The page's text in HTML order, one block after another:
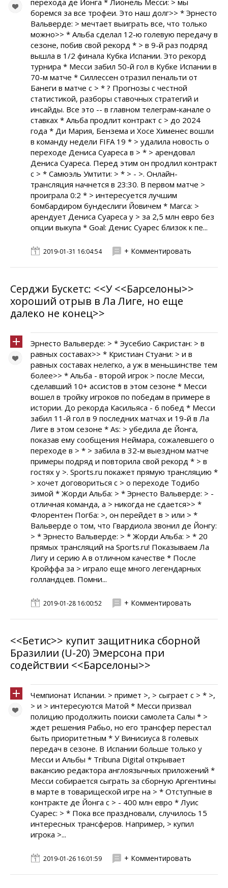
перехода де Йонга * Лионель Месси: > мы
боремся за все трофеи. Это наш долг>> * Эрнесто
Вальверде: > мечтает выиграть все, что только
можно>> * Альба сделал 12-ю голевую передачу в
сезоне, побив свой рекорд * > в 9-й раз подряд
вышла в 1/2 финала Кубка Испании. Это рекорд
турнира * Месси забил 50-й гол в Кубке Испании в
70-м матче * Силлессен отразил пенальти от
Банеги в матче с > * ? Прогнозы с честной
статистикой, разборы ставочных стратегий и
инсайды. Все это -- в главном телеграм-канале о
ставках * Альба продлит контракт с > до 2024
года * Ди Мария, Бензема и Хосе Хименес вошли
в команду недели FIFA 19 * > удалила новость о
переходе Дениса Суареса в > * > арендовал
Дениса Суареса. Перед этим он продлил контракт
с > * Самюэль Умтити: > * > - >. Онлайн-
трансляция начнется в 23:30. В первом матче >
проиграла 0:2 * > интересуется лучшим
бомбардиром бундеслиги Йовичем * Marca: >
арендует Дениса Суареса у > за 2,5 млн евро без
опции выкупа * Goal: Денис Суарес близок к пе...
2019-01-31 16:04:54 + Комментировать
Серджи Бускетс: <<У <<Барселоны>>
хороший отрыв в Ла Лиге, но еще
далеко не конец>>
Эрнесто Вальверде: > * Эусебио Сакристан: > в
равных составах>> * Кристиан Стуани: > и в
равных составах нелегко, а уж в меньшинстве тем
более>> * Альба - второй игрок > после Месси,
сделавший 10+ ассистов в этом сезоне * Месси
вошел в тройку игроков по победам в примере в
истории. До рекорда Касильяса - 6 побед * Месси
забил 11-й гол в 9 последних матчах и 19-й в Ла
Лиге в этом сезоне * As: > убедила де Йонга,
показав ему сообщения Неймара, сожалевшего о
переходе в > * > забила в 32-м выездном матче
примеры подряд и повторила свой рекорд * > в
гостях у >. Sports.ru покажет прямую трансляцию *
> хочет договориться с > о переходе Тодибо
зимой * Жорди Альба: > * Эрнесто Вальверде: > -
отличная команда, а > никогда не сдается>> *
Флорентен Погба: >, он перейдет в > или > *
Вальверде о том, что Гвардиола звонил де Йонгу:
> * Эрнесто Вальверде: > * Жорди Альба: > * 20
прямых трансляций на Sports.ru! Показываем Ла
Лигу и серию А в отличном качестве * После
Кройффа за > играло еще много легендарных
голландцев. Помни...
2019-01-28 16:00:52 + Комментировать
<<Бетис>> купит защитника сборной
Бразилии (U-20) Эмерсона при
содействии <<Барселоны>>
Чемпионат Испании. > примет >, > сыграет с > * >,
> и > интересуются Матой * Месси призвал
полицию продолжить поиски самолета Салы * >
ждет решения Рабьо, но его трансфер перестал
быть приоритетным * У Винисиуса 8 голевых
передач в сезоне. В Испании больше только у
Месси и Альбы * Tribuna Digital открывает
вакансию редактора англоязычных приложений *
Месси собирается сыграть за сборную Аргентины
в марте в товарищеской игре на > * Отступные в
контракте де Йонга с > - 400 млн евро * Луис
Суарес: > * Пока все праздновали, случилось 15
интересных трансферов. Например, > купил
игрока >...
2019-01-26 16:01:59 + Комментировать